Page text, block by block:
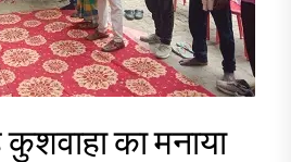
का मनाया